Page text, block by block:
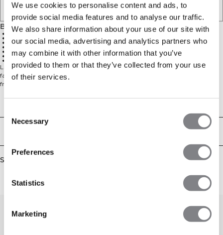
We use cookies to personalise content and ads, to
provide social media features and to analyse our traffic.
We also share information about your use of our site with
our social media, advertising and analytics partners who
may combine it with other information that you’ve
provided to them or that they’ve collected from your use
of their services.
Selection
Necessary
Preferences
Statistics
Marketing
TILFØJ TIL ØNSKESKYEN
Beskrivelse
Justerbar talje indvendigt
Kort pasform
Hul til tommelfingeren for enden af ærmet
Blødt og tyndt materiale for optimal komfort
Raglanærmer for fuld bevægelsesfrihed
57% Bomuld, 38% Polyester, 5% Spandex
ICIW-logo foran
Langærmet top med justerbar talje. Denne langærmede crop top er
fantastisk til træningscenteret og til yoga eller andre aktiviteter. Den er
fremstillet i et blødt og tyndt materiale for optimal komfort, med justerbar
for fuld bevægelsesfrihed. Match med andre dele fra Define Collection for det
57% Bomuld, 38% Polyester, 5% Elastan
Similar products